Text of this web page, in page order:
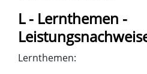
L - Lernthemen -
Lernthemen: